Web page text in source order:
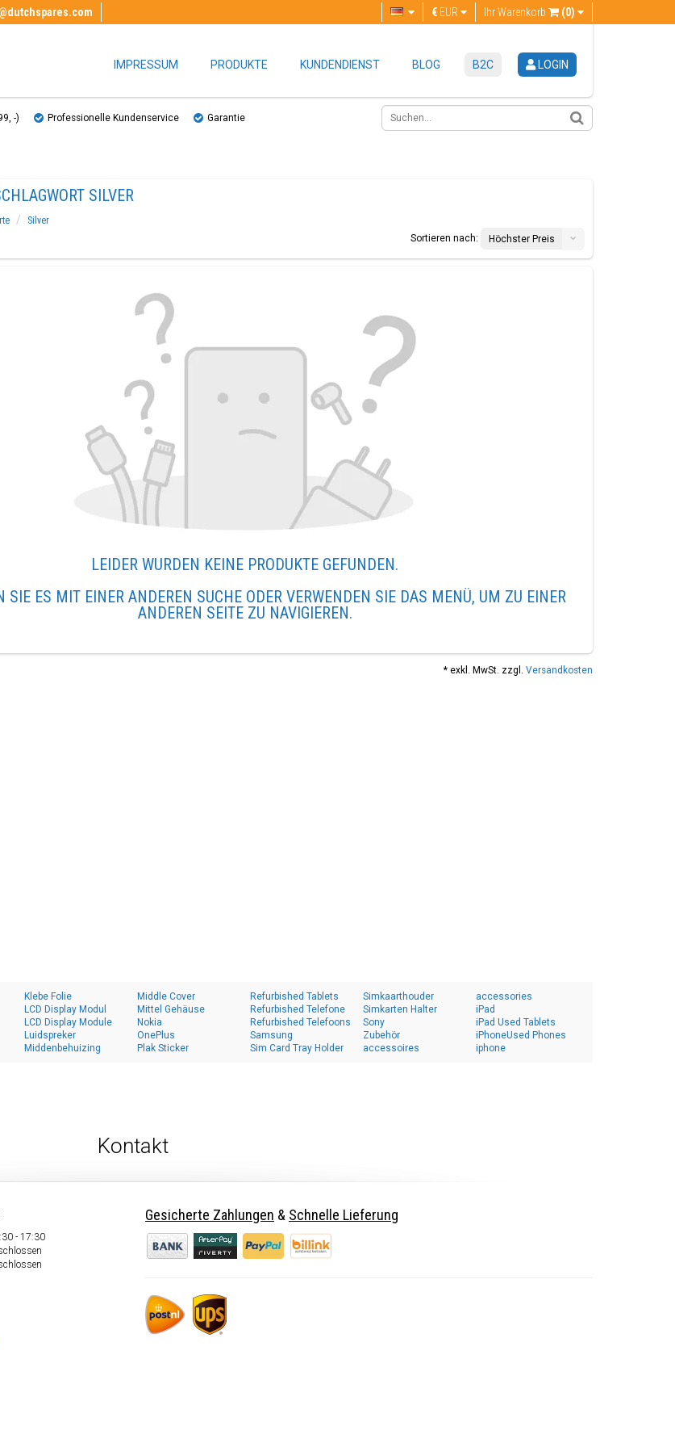
Ihr Warenkorb (0)
€ EUR
IMPRESSUM PRODUKTE KUNDENDIENST BLOG B2C LOGIN
​​-) Professionelle Kundenservice Garantie
SILVER
Silver
Sortieren nach:
Höchster Preis
LEIDER WURDEN KEINE PRODUKTE GEFUNDEN.
SIE ES MIT EINER ANDEREN SUCHE ODER VERWENDEN SIE DAS MENÜ, UM ZU EINER
ANDEREN SEITE ZU NAVIGIEREN.
* exkl. MwSt. zzgl. Versandkosten
Klebe Folie
LCD Display Modul
LCD Display Module
Luidspreker
Middenbehuizing
Middle Cover
Mittel Gehäuse
Nokia
OnePlus
Plak Sticker
Refurbished Tablets
Refurbished Telefone
Refurbished Telefoons
Samsung
Sim Card Tray Holder
Simkaarthouder
Simkarten Halter
Sony
Zubehör
accessoires
accessories
iPad
iPad Used Tablets
iPhoneUsed Phones
iphone
Kontakt
- 17:30
Gesicherte Zahlungen & Schnelle Lieferung